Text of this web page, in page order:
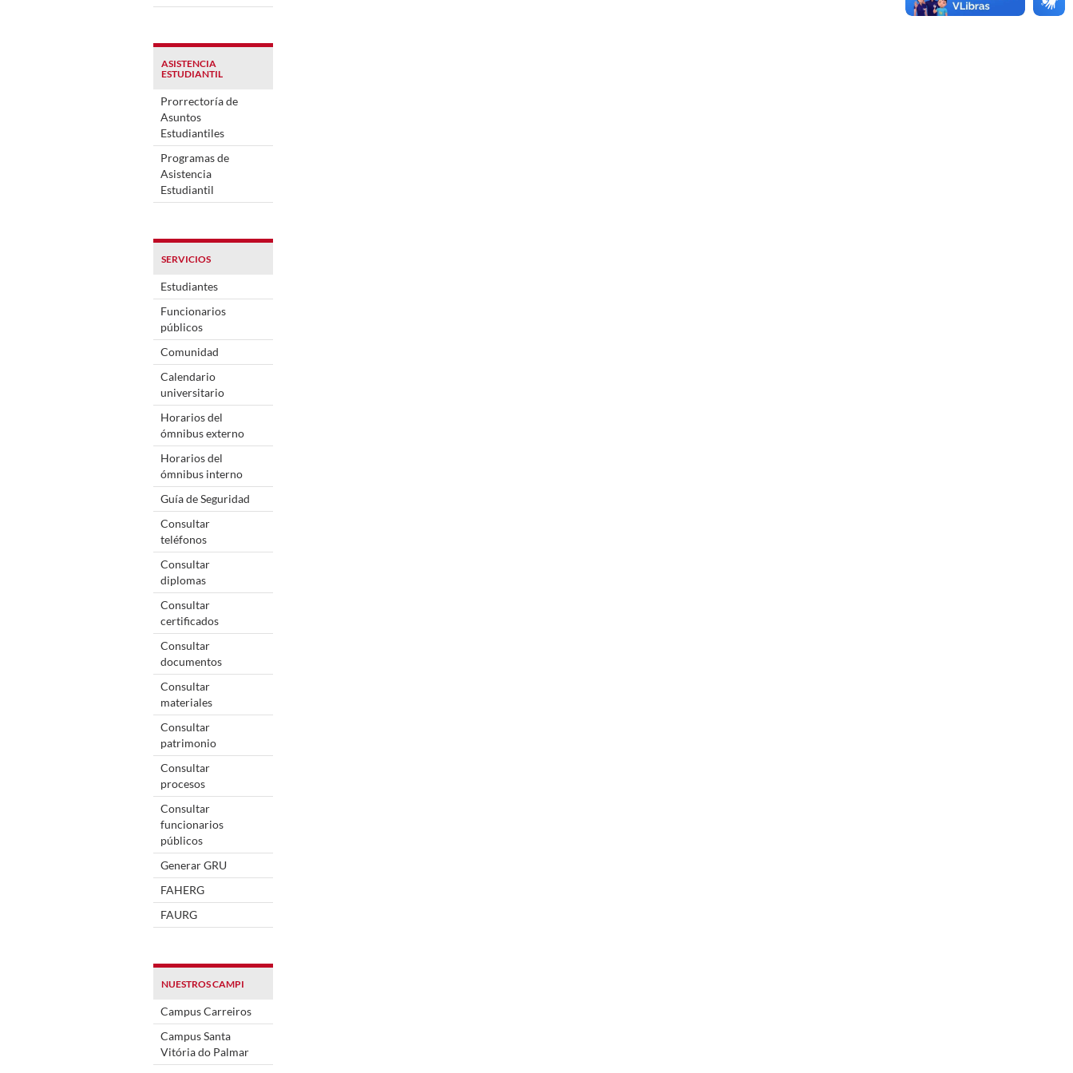
ASISTENCIA
ESTUDIANTIL
Prorrectoría de
Asuntos
Estudiantiles
Programas de
Asistencia
Estudiantil
SERVICIOS
Estudiantes
Funcionarios
públicos
Comunidad
Calendario
universitario
Horarios del
ómnibus externo
Horarios del
ómnibus interno
Guía de Seguridad
Consultar
teléfonos
Consultar
diplomas
Consultar
certificados
Consultar
documentos
Consultar
materiales
Consultar
patrimonio
Consultar
procesos
Consultar
funcionarios
públicos
Generar GRU
FAHERG
FAURG
NUESTROS CAMPI
Campus Carreiros
Campus Santa
Vitória do Palmar